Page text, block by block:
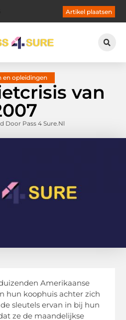
Artikel plaatsen
en opleidingen
van
Door Pass 4 Sure.nl
Amerikaanse
hun koophuis achter zich
sleutels ervan in bij hun
ze de maandelijkse